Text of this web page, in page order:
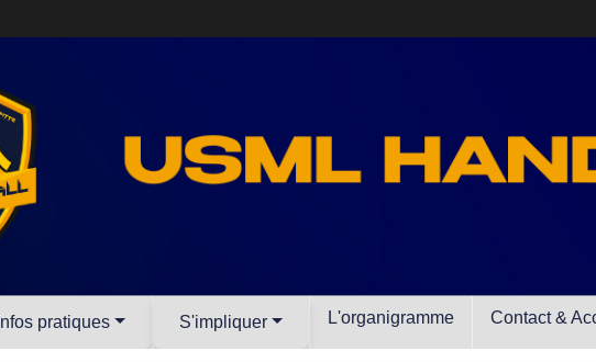
Infos pratiques S'impliquer L'organigramme Contact &